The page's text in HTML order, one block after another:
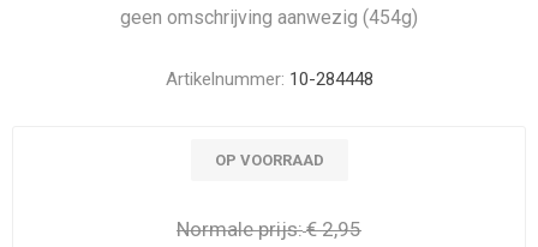
geen omschrijving aanwezig (454g)
Artikelnummer: 10-284448
OP VOORRAAD
Normale prijs:€ 2,95